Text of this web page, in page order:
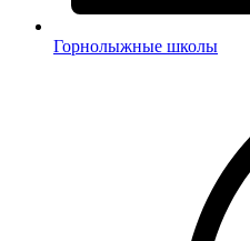
Горнолыжные школы